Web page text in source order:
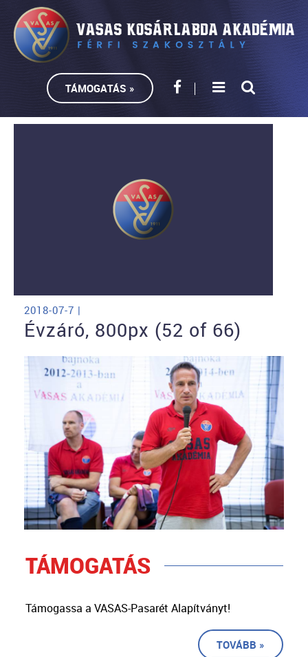
TÁMOGATÁS »
2018-07-7 |
Évzáró, 800px (52 of 66)
TÁMOGATÁS
Támogassa a VASAS-Pasarét Alapítványt!
TOVÁBB »